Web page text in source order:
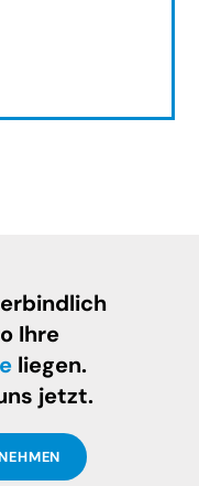
Ihre
liegen.
jetzt.